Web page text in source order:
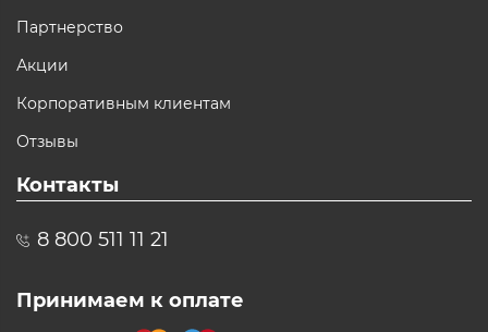
Партнерство
Акции
Корпоративным клиентам
Отзывы
Контакты
8 800 511 11 21
Принимаем к оплате